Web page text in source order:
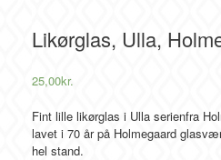
Likørglas, Ulla,
25,00kr.
Fint lille likørglas i Ulla serienfra
lavet i 70 år på Holmegaard
hel stand.